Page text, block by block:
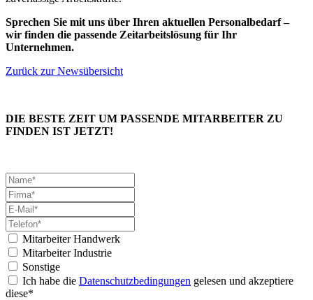
Sprechen Sie mit uns über Ihren aktuellen Personalbedarf –
wir finden die passende Zeitarbeitslösung für Ihr
Unternehmen.
Zurück zur Newsübersicht
DIE BESTE ZEIT UM PASSENDE MITARBEITER ZU
FINDEN IST JETZT!
Mitarbeiter Handwerk
Mitarbeiter Industrie
Sonstige
Ich habe die Datenschutzbedingungen gelesen und akzeptiere
diese*